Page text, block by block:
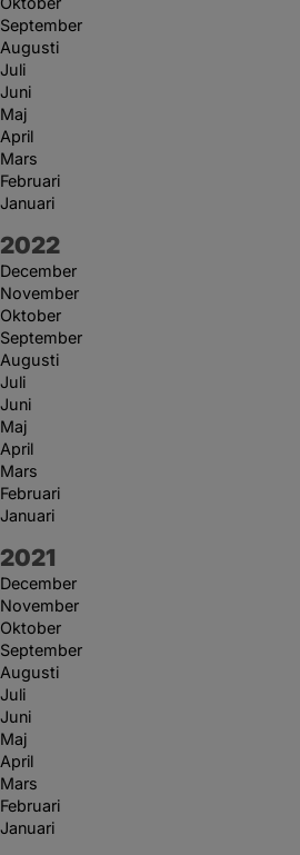
September
Augusti
Juli
Juni
Maj
April
Mars
Februari
Januari
År:
2022
December
November
Oktober
September
Augusti
Juli
Juni
Maj
April
Mars
Februari
Januari
År:
2021
December
November
Oktober
September
Augusti
Juli
Juni
Maj
April
Mars
Februari
Januari